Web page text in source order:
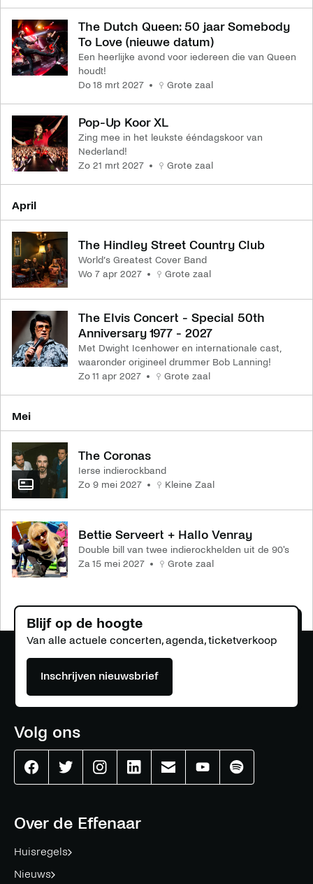
The Dutch Queen: 50 jaar Somebody
To Love (nieuwe datum)
Een heerlijke avond voor iedereen die van Queen
houdt!
do 18 mrt 2027
Grote zaal
Pop-Up Koor XL
Zing mee in het leukste ééndagskoor van
Nederland!
zo 21 mrt 2027
Grote zaal
april
The Hindley Street Country Club
World’s Greatest Cover Band
wo 7 apr 2027
Grote zaal
The Elvis Concert - Special 50th
Anniversary 1977 - 2027
Met Dwight Icenhower en internationale cast,
waaronder origineel drummer Bob Lanning!
zo 11 apr 2027
Grote zaal
mei
The Coronas
Ierse indierockband
zo 9 mei 2027
Kleine Zaal
Bettie Serveert + Hallo Venray
Double bill van twee indierockhelden uit de 90's
za 15 mei 2027
Grote zaal
Over de Effenaar
Huisregels
Nieuws
Blijf op de hoogte
Van alle actuele concerten, agenda, ticketverkoop
Inschrijven nieuwsbrief
Volg ons
EffenaarEffenaarEffenaarEffenaarEffenaarEffenaarEffenaar